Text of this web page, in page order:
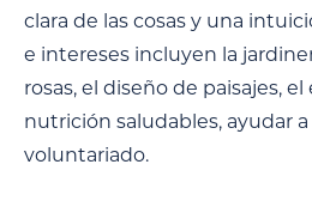
clara de las cosas y una
e intereses incluyen la
rosas, el diseño de paisajes,
nutrición saludables, ayudar
voluntariado.